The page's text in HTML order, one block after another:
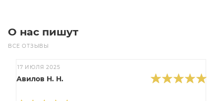
О нас пишут
ВСЕ ОТЗЫВЫ
17 ИЮЛЯ 2025
Авилов Н. Н.